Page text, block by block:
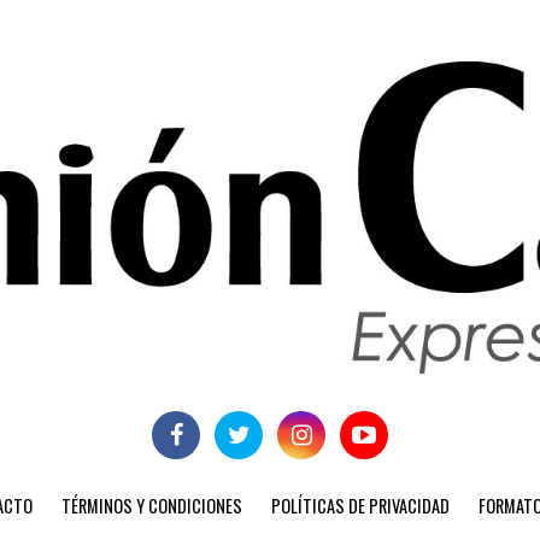
TÉRMINOS Y CONDICIONES POLÍTICAS DE PRIVACIDAD